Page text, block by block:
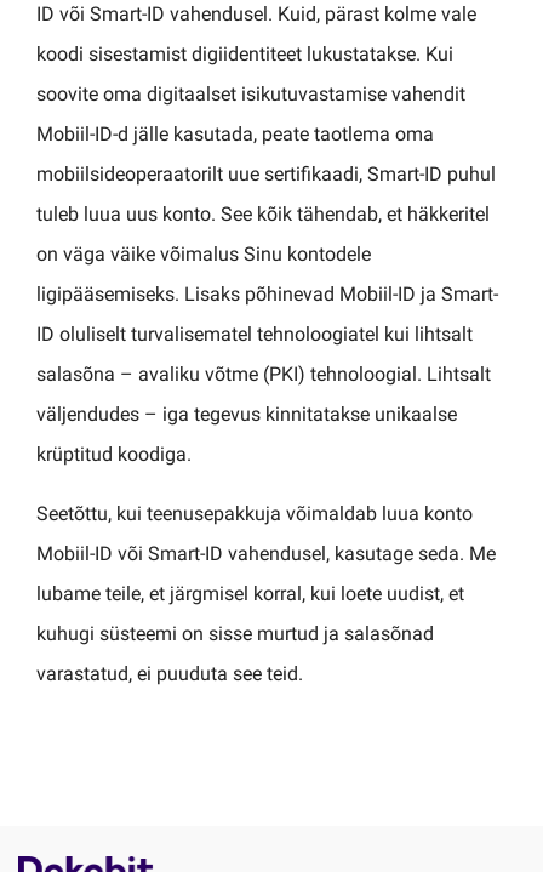
ID või Smart-ID vahendusel. Kuid, pärast kolme vale
koodi sisestamist digiidentiteet lukustatakse. Kui
soovite oma digitaalset isikutuvastamise vahendit
Mobiil-ID-d jälle kasutada, peate taotlema oma
mobiilsideoperaatorilt uue sertifikaadi, Smart-ID puhul
tuleb luua uus konto. See kõik tähendab, et häkkeritel
on väga väike võimalus Sinu kontodele
ligipääsemiseks. Lisaks põhinevad Mobiil-ID ja Smart-
ID oluliselt turvalisematel tehnoloogiatel kui lihtsalt
salasõna – avaliku võtme (PKI) tehnoloogial. Lihtsalt
väljendudes – iga tegevus kinnitatakse unikaalse
krüptitud koodiga.
Seetõttu, kui teenusepakkuja võimaldab luua konto
Mobiil-ID või Smart-ID vahendusel, kasutage seda. Me
lubame teile, et järgmisel korral, kui loete uudist, et
kuhugi süsteemi on sisse murtud ja salasõnad
varastatud, ei puuduta see teid.